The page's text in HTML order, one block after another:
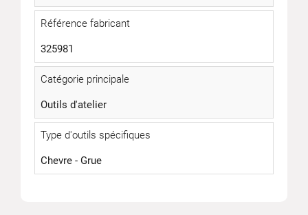
Référence fabricant
325981
Catégorie principale
Outils d'atelier
Type d'outils spécifiques
Chevre - Grue